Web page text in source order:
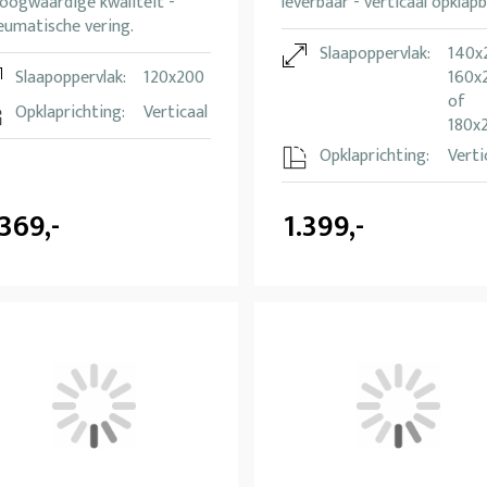
vering.
Slaapoppervlak:
120x200
Opklaprichting:
Verticaal
Slaapoppervlak:
of
Opklaprichting:
1.399,-